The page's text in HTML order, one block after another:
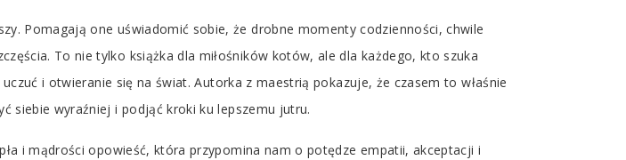
Pomagają one uświadomić sobie, że drobne momenty codzienności, chwile
To nie tylko książka dla miłośników kotów, ale dla każdego, kto szuka
i otwieranie się na świat. Autorka z maestrią pokazuje, że czasem to właśnie
siebie wyraźniej i podjąć kroki ku lepszemu jutru.
i mądrości opowieść, która przypomina nam o potędze empatii, akceptacji i